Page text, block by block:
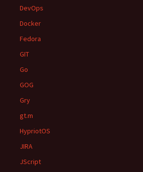
DevOps
Docker
Fedora
GIT
Go
GOG
Gry
gt.m
HypriotOS
JIRA
JScript